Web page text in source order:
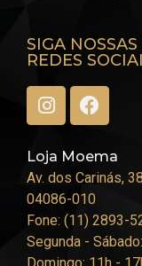
SIGA NOSSAS
REDES
Loja Moema
Av. dos Carinás,
04086-010
Fone: (11) 2893-
Segunda -